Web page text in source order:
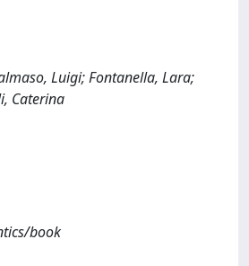
Luigi; Fontanella, Lara;
Caterina
book